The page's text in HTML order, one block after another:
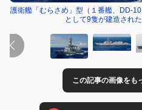
護衛艦「むらさめ」型（１番艦、DD-
として9隻が建造され
この記事の画像をも